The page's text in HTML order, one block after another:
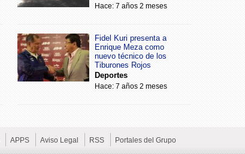
Hace: 7 años 2 meses
Fidel Kuri presenta a
Enrique Meza como
nuevo técnico de los
Tiburones Rojos
Deportes
Hace: 7 años 2 meses
APPS Aviso Legal RSS Portales del Grupo